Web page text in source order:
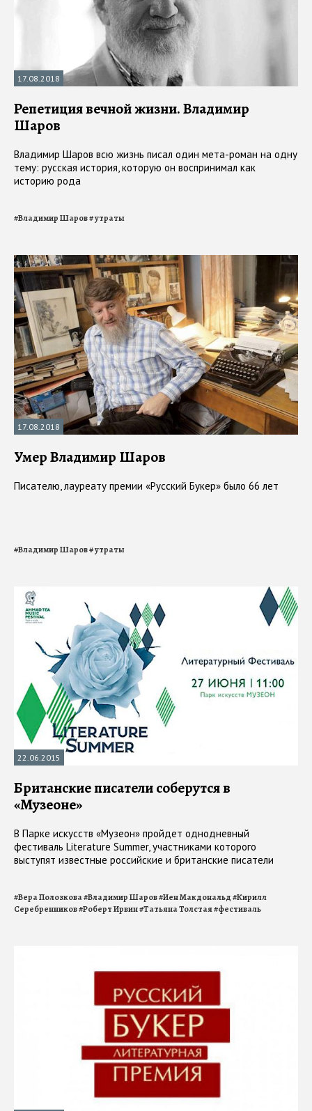
17.08.2018
Репетиция вечной жизни. Владимир
Шаров
Владимир Шаров всю жизнь писал один мета-роман на одну
тему: русская история, кoторyю он воспринимал как
историю рода
#Владимир Шаров#утраты
17.08.2018
Умер Владимир Шаров
Писателю, лауреату премии «Русский Букер» было 66 лет
#Владимир Шаров#утраты
22.06.2015
Британские писатели соберутся в
«Музеоне»
В Парке искусств «Музеон» пройдет однодневный
фестиваль Literature Summer, участниками которого
выступят известные российские и британские писатели
#Вера Полозкова#Владимир Шаров#Иен Макдональд#Кирилл
Серебренников#Роберт Ирвин#Татьяна Толстая#фестиваль